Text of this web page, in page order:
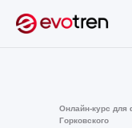
Онлайн-курс для
Горковского